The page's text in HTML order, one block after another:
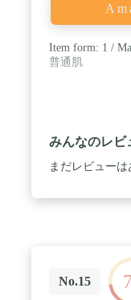
Item form: 1 /
普通肌
みんなのレビ
まだレビュー
No.15